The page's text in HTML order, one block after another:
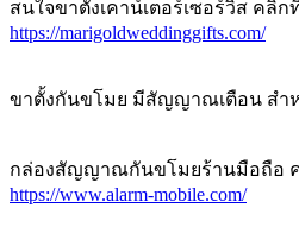
สนใจขาตั้งเคาน์เตอร์เซอร์วิส คลิ
https://marigoldweddinggifts.com/
ขาตั้งกันขโมย มีสัญญาณเตือน สำห
กล่องสัญญาณกันขโมยร้านมือถือ
https://www.alarm-mobile.com/